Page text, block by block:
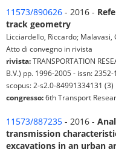
11573/890626 - 2016 -
track geometry
Licciardello, Riccardo;
Atto di convegno in rivista
rivista:TRANSPORTATION
B.V.) pp. 1996-2005 - issn:
scopus: 2-s2.0-84991334131 (3)
congresso:6th Transport
11573/887235 - 2016 -
transmission
excavations in an urban